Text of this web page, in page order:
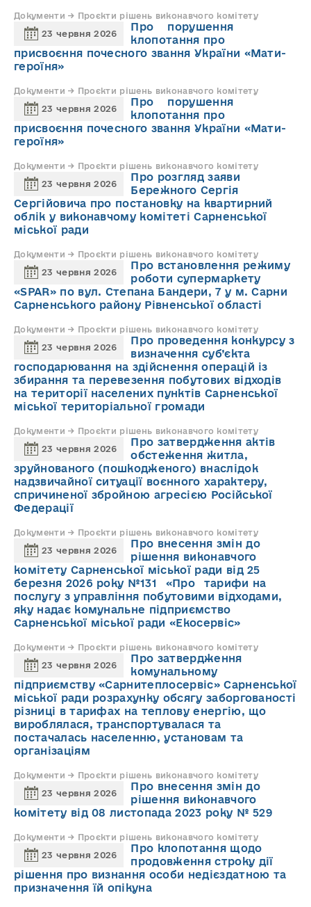
Документи → Проєкти рішень виконавчого комітету
23 червня 2026
Про порушення
клопотання про
присвоєння почесного звання України «Мати-
героїня»
Документи → Проєкти рішень виконавчого комітету
23 червня 2026
Про порушення
клопотання про
присвоєння почесного звання України «Мати-
героїня»
Документи → Проєкти рішень виконавчого комітету
23 червня 2026
Про розгляд заяви
Бережного Сергія
Сергійовича про постановку на квартирний
облік у виконавчому комітеті Сарненської
міської ради
Документи → Проєкти рішень виконавчого комітету
23 червня 2026
Про встановлення режиму
роботи супермаркету
«SPAR» по вул. Степана Бандери, 7 у м. Сарни
Сарненського району Рівненської області
Документи → Проєкти рішень виконавчого комітету
23 червня 2026
Про проведення конкурсу з
визначення суб’єкта
господарювання на здійснення операцій із
збирання та перевезення побутових відходів
на території населених пунктів Сарненської
міської територіальної громади
Документи → Проєкти рішень виконавчого комітету
23 червня 2026
Про затвердження актів
обстеження житла,
зруйнованого (пошкодженого) внаслідок
надзвичайної ситуації воєнного характеру,
спричиненої збройною агресією Російської
Федерації
Документи → Проєкти рішень виконавчого комітету
23 червня 2026
Про внесення змін до
рішення виконавчого
комітету Сарненської міської ради від 25
березня 2026 року №131 «Про тарифи на
послугу з управління побутовими відходами,
яку надає комунальне підприємство
Сарненської міської ради «Екосервіс»
Документи → Проєкти рішень виконавчого комітету
23 червня 2026
Про затвердження
комунальному
підприємству «Сарнитеплосервіс» Сарненської
міської ради розрахунку обсягу заборгованості
різниці в тарифах на теплову енергію, що
вироблялася, транспортувалася та
постачалась населенню, установам та
організаціям
Документи → Проєкти рішень виконавчого комітету
23 червня 2026
Про внесення змін до
рішення виконавчого
комітету від 08 листопада 2023 року № 529
Документи → Проєкти рішень виконавчого комітету
23 червня 2026
Про клопотання щодо
продовження строку дії
рішення про визнання особи недієздатною та
призначення їй опікуна